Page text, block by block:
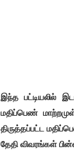
இந்த பட்டியலில்
மதிப்பெண்
திருத்தப்பட்ட
தேதி விவரங்கள்